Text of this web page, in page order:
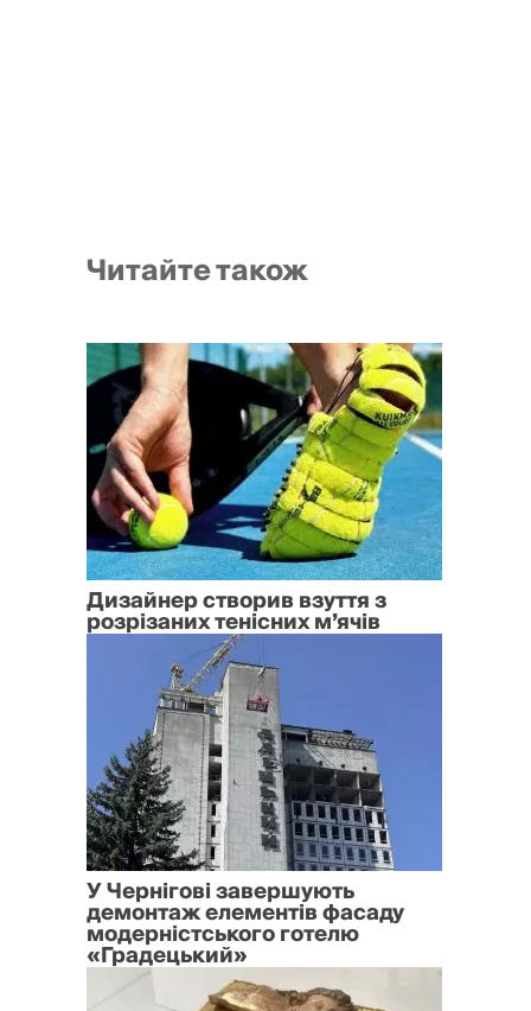
Читайте також
Дизайнер створив взуття з
розрізаних тенісних м’ячів
У Чернігові завершують
демонтаж елементів фасаду
модерністського готелю
«Градецький»